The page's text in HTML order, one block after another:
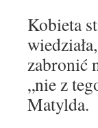
Kobieta
zabronić
„nie z
Matylda.